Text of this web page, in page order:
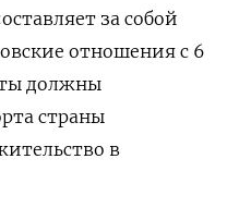
за собой
отношения с 6
должны
страны
в